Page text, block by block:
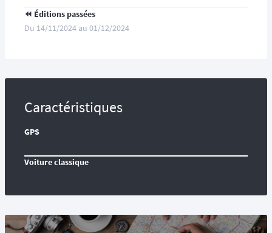
⏪️ Éditions passées
Du 14/11/2024 au 01/12/2024
Caractéristiques
GPS
Voiture classique